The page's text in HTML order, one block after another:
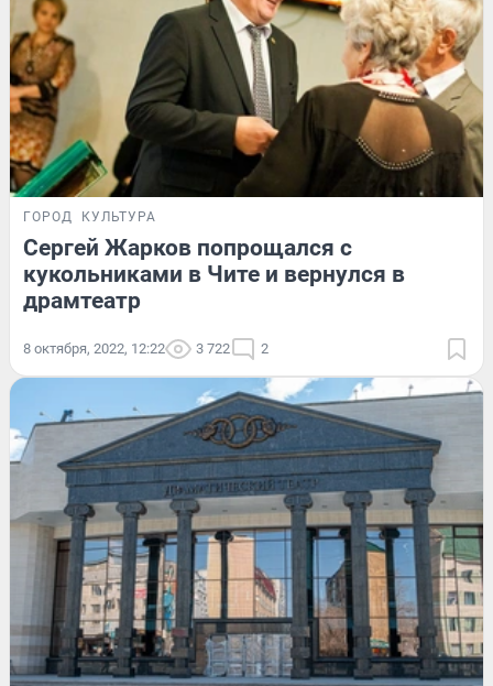
ГОРОД КУЛЬТУРА
Сергей Жарков попрощался с
кукольниками в Чите и вернулся в
драмтеатр
8 октября, 2022, 12:22 3 722 2